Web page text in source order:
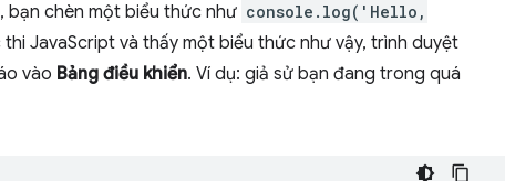
bạn chèn một biểu thức như console.log('Hello,
JavaScript và thấy một biểu thức như vậy, trình duyệt
vào Bảng điều khiển. Ví dụ: giả sử bạn đang trong quá